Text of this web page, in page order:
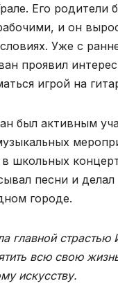
Его родители
и он
Уже с
проявил
игрой на
был активным
в школьных
песни и
городе.
главной страстью
всю свою
искусству.